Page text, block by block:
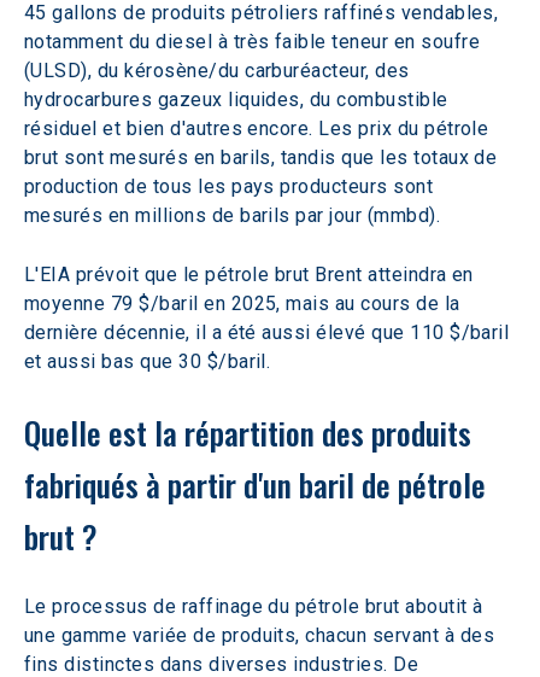
45 gallons de produits pétroliers raffinés vendables,
notamment du diesel à très faible teneur en soufre
(ULSD), du kérosène/du carburéacteur, des
hydrocarbures gazeux liquides, du combustible
résiduel et bien d'autres encore. Les prix du pétrole
brut sont mesurés en barils, tandis que les totaux de
production de tous les pays producteurs sont
mesurés en millions de barils par jour (mmbd).
L'EIA prévoit que le pétrole brut Brent atteindra en
moyenne 79 $/baril en 2025, mais au cours de la
dernière décennie, il a été aussi élevé que 110 $/baril
et aussi bas que 30 $/baril.
Quelle est la répartition des produits
fabriqués à partir d'un baril de pétrole
brut ?
Le processus de raffinage du pétrole brut aboutit à
une gamme variée de produits, chacun servant à des
fins distinctes dans diverses industries. De